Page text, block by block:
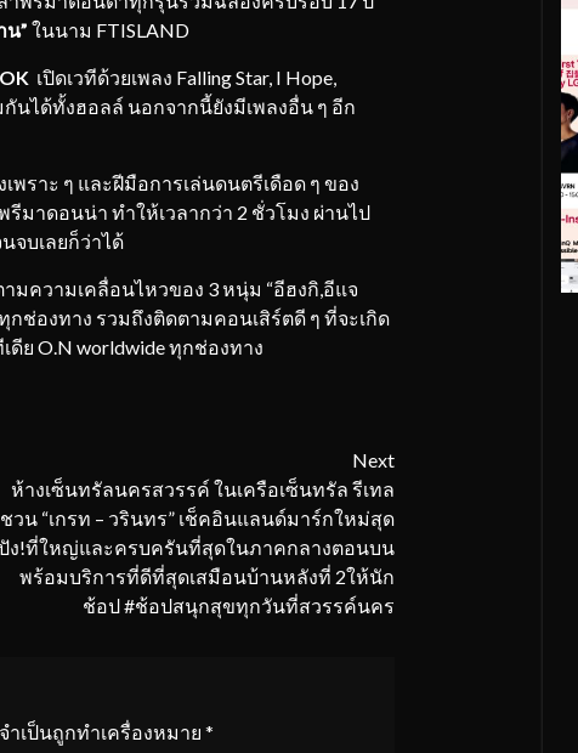
น” ในนาม FTISLAND
เปิดเวทีด้วยเพลง Falling Star, I Hope,
กันได้ทั้งฮอลล์ นอกจากนี้ยังมีเพลงอื่น ๆ อีก
าะ ๆ และฝีมือการเล่นดนตรีเดือด ๆ ของ
มาดอนน่า ทำให้เวลากว่า 2 ชั่วโมง ผ่านไป
จบเลยก็ว่าได้
วามเคลื่อนไหวของ 3 หนุ่ม “อีฮงกิ,อีแจ
กช่องทาง รวมถึงติดตามคอนเสิร์ตดี ๆ ที่จะเกิด
ย O.N worldwide ทุกช่องทาง
Next
ห้างเซ็นทรัลนครสวรรค์ ในเครือเซ็นทรัล รีเทล
ชวน “เกรท – วรินทร” เช็คอินแลนด์มาร์กใหม่สุด
ง!ที่ใหญ่และครบครันที่สุดในภาคกลางตอนบน
พร้อมบริการที่ดีที่สุดเสมือนบ้านหลังที่ 2ให้นัก
ช้อป #ช้อปสนุกสุขทุกวันที่สวรรค์นคร
เป็นถูกทำเครื่องหมาย *